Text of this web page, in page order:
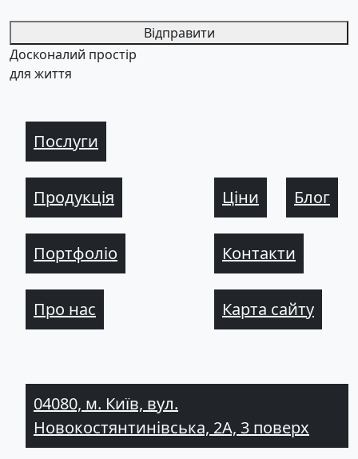
Відправити
Досконалий простір
для життя
Послуги
Продукція
Портфоліо
Про нас
Ціни Блог
Контакти
Карта сайту
04080, м. Київ, вул.
Новокостянтинівська, 2А, 3 поверх